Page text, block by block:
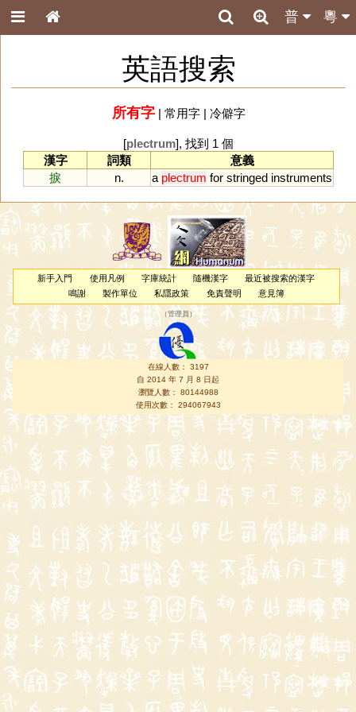
粵
普
英語搜索
所有字| 常用字| 冷僻字
[plectrum], 找到 1 個
漢字
詞類
意義
捩
n. a plectrum for stringed instruments
新手入門 使用凡例 字庫統計 隨機漢字
最近被搜索的漢字
鳴謝
製作單位 私隱政策 免責聲明 意見簿
（管理員 ）
在線人數： 3197
自 2014 年 7 月 8 日起
瀏覽人數： 80144988
使用次數： 294067943